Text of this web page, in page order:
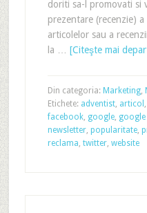
doriti sa-l promovati si
prezentare (recenzie)
articolelor sau a
la … [Citeşte mai
Din categoria: Marketing,
Etichete: adventist, articol ,
facebook, google, google
newsletter, popularitate,
reclama, twitter, website